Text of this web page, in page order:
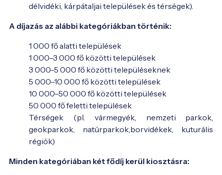
délvidéki, kárpátaljai települések és térségek).
A díjazás az alábbi kategóriákban történik:
1 000 fő alatti települések
1 000–3 000 fő közötti települések
3 000-5 000 fő közötti településeknek
5 000–10 000 fő közötti települések
10 000–50 000 fő közötti települések
50 000 fő feletti települések
Térségek (pl. vármegyék, nemzeti parkok,
geokparkok, natúrparkok,borvidékek, kuturális
régiók)
Minden kategóriában két fődíj kerül kiosztásra: